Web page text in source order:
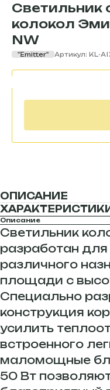
Светильник
колокол
NW
"Еmitter" Артикул: KL-
ОПИСАНИЕ
Описание
Светильник
разработан
различного
площади с
Специально
конструкция
усилить
встроенного
маломощные
50 Вт